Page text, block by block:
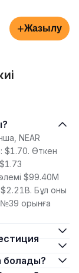
+Жазылу
NEAR
$1.70. Өткен
$99.40M
Бұл оны
орынға
болады?